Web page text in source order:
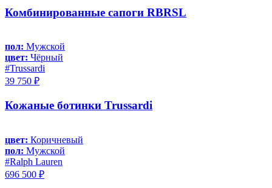
Комбинированные сапоги RBRSL
пол: Мужской
цвет: Чёрный
#Trussardi
39 750 ₽
Кожаные ботинки Trussardi
цвет: Коричневый
пол: Мужской
#Ralph Lauren
696 500 ₽